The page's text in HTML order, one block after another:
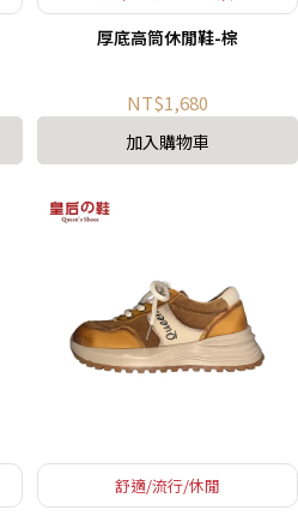
粒大底
厚底高筒休閒鞋-棕
NT$1,680
加入購物車
舒適/流行/休閒